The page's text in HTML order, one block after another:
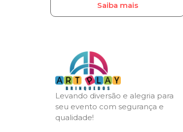
Saiba mais
Levando diversão e alegria para
seu evento com segurança e
qualidade!